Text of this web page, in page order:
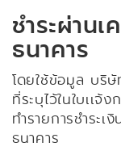
ชำระผ่าน
ธนาคาร
โดยใช้ข้อมูล บริ
ที่ระบุไว้ในใบเเจ้ง
ทำรายการชำระเ
ธนาคาร